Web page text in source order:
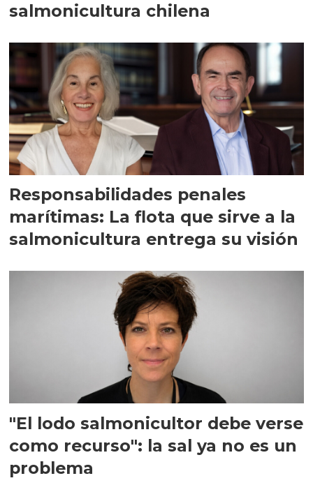
salmonicultura chilena
Responsabilidades penales
marítimas: La flota que sirve a la
salmonicultura entrega su visión
"El lodo salmonicultor debe verse
como recurso": la sal ya no es un
problema